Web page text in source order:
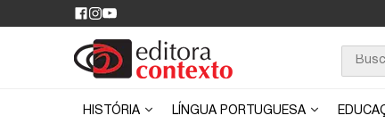
HISTÓRIA LÍNGUA PORTUGUESA